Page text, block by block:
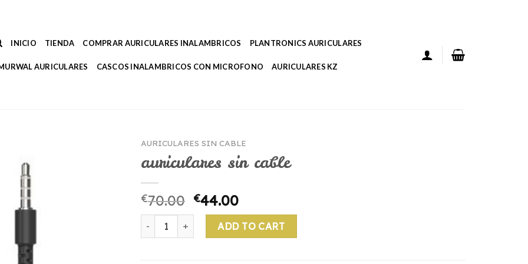
INICIO TIENDA COMPRAR AURICULARES INALAMBRICOS PLANTRONICS AURICULARES
AURICULARES CASCOS INALAMBRICOS CON MICROFONO AURICULARES KZ
AURICULARES SIN CABLE
auriculares sin cable
€70.00 €44.00
auriculares sin cable quantity
ADD TO CART